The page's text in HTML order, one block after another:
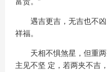
遇吉更吉，无吉也不
祥福。
天相不惧煞星，但重
主见不坚 定，若两夹不吉